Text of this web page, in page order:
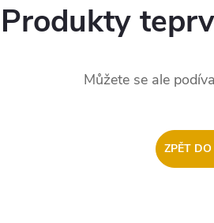
Produkty
Můžete se ale
ZPĚT